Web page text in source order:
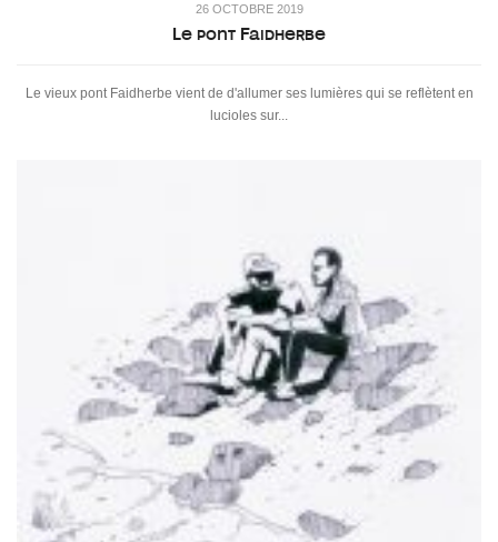
26 OCTOBRE 2019
Le pont Faidherbe
Le vieux pont Faidherbe vient de d'allumer ses lumières qui se reflètent en
lucioles sur...